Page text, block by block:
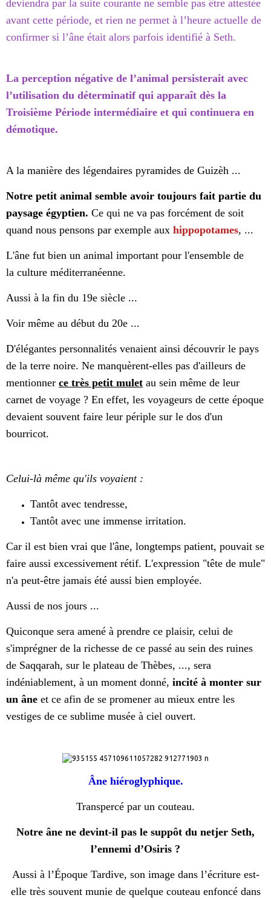
deviendra par la suite courante ne semble pas être attestée
avant cette période, et rien ne permet à l’heure actuelle de
confirmer si l’âne était alors parfois identifié à Seth.
La perception négative de l’animal persisterait avec
l’utilisation du déterminatif qui apparaît dès la
Troisième Période intermédiaire et qui continuera en
démotique.
A la manière des légendaires pyramides de Guizèh ...
Notre petit animal semble avoir toujours fait partie du
paysage égyptien. Ce qui ne va pas forcément de soit
quand nous pensons par exemple aux hippopotames, ...
L'âne fut bien un animal important pour l'ensemble de
la culture méditerranéenne.
Aussi à la fin du 19e siècle ...
Voir même au début du 20e ...
D'élégantes personnalités venaient ainsi découvrir le pays
de la terre noire. Ne manquèrent-elles pas d'ailleurs de
mentionner ce très petit mulet au sein même de leur
carnet de voyage ? En effet, les voyageurs de cette époque
devaient souvent faire leur périple sur le dos d'un
bourricot.
Celui-là même qu'ils voyaient :
Tantôt avec tendresse,
Tantôt avec une immense irritation.
Car il est bien vrai que l'âne, longtemps patient, pouvait se
faire aussi excessivement rétif. L'expression "tête de mule"
n'a peut-être jamais été aussi bien employée.
Aussi de nos jours ...
Quiconque sera amené à prendre ce plaisir, celui de
s'imprégner de la richesse de ce passé au sein des ruines
de Saqqarah, sur le plateau de Thèbes, ..., sera
indéniablement, à un moment donné, incité à monter sur
un âne et ce afin de se promener au mieux entre les
vestiges de ce sublime musée à ciel ouvert.
Âne hiéroglyphique.
Transpercé par un couteau.
Notre âne ne devint-il pas le suppôt du netjer Seth,
l’ennemi d’Osiris ?
Aussi à l’Époque Tardive, son image dans l’écriture est-
elle très souvent munie de quelque couteau enfoncé dans